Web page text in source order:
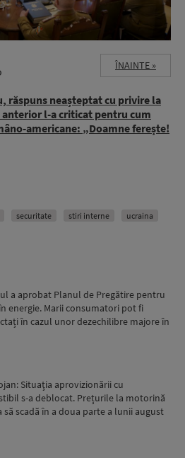
ÎNAINTE »
răspuns neașteptat cu privire la
anterior l-a criticat pentru cum
americane: „Doamne ferește!
securitate stiri interne ucraina
a aprobat Planul de Pregătire pentru
energie. Marii consumatori pot fi
în cazul unor dezechilibre majore în
Situaţia aprovizionării cu
s-a deblocat. Prețurile la motorină
să scadă în a doua parte a lunii august